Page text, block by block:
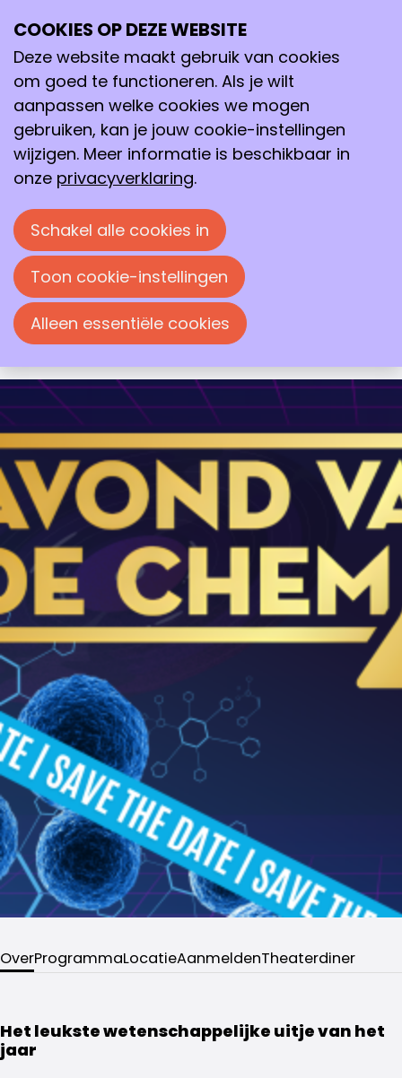
15
2025
19:00 - 23:00 De Vereeniging, Nijmegen
Avond van de Chemie 2025
Een wetenschappelijke theatershow met
drie inspirerende sprekers die je
meenemen op hun reis van molecuul
naar markt. Elk van hen werkt aan
baanbrekende innovaties met impact op
gezondheid, duurzaamheid en
voedseltechnologie.
OverProgrammaLocatieAanmeldenTheaterdiner
Het leukste wetenschappelijke uitje van het
jaar
COOKIES OP DEZE WEBSITE
Deze website maakt gebruik van cookies
om goed te functioneren. Als je wilt
aanpassen welke cookies we mogen
gebruiken, kan je jouw cookie-instellingen
wijzigen. Meer informatie is beschikbaar in
onze privacyverklaring.
Schakel alle cookies in
Toon cookie-instellingen
Alleen essentiële cookies